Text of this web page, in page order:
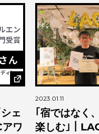
を
2022.12.26
LACユーザー
タビュー